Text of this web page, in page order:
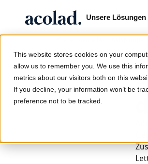
This website stores cookies on your
allow us to remember you. We use this
metrics about our visitors both on this
If you decline, your information won’t be
preference not to be tracked.
Unsere Lösungen
30.